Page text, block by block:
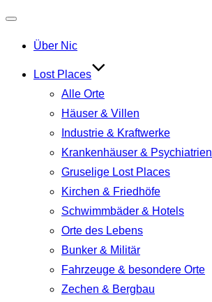
umschalten
Über Nic
Lost Places
Alle Orte
Häuser & Villen
Industrie & Kraftwerke
Krankenhäuser & Psychiatrien
Gruselige Lost Places
Kirchen & Friedhöfe
Schwimmbäder & Hotels
Orte des Lebens
Bunker & Militär
Fahrzeuge & besondere Orte
Zechen & Bergbau